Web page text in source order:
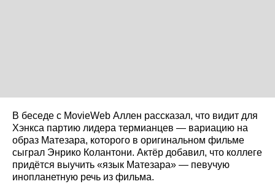
В беседе с MovieWeb Аллен рассказал, что видит для
Хэнкса партию лидера термианцев — вариацию на
образ Матезара, которого в оригинальном фильме
сыграл Энрико Колантони. Актёр добавил, что коллеге
придётся выучить «язык Матезара» — певучую
инопланетную речь из фильма.